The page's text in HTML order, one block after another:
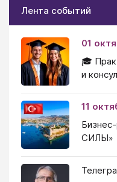
Лента событий
01
🎓
и
11
СИЛЫ»